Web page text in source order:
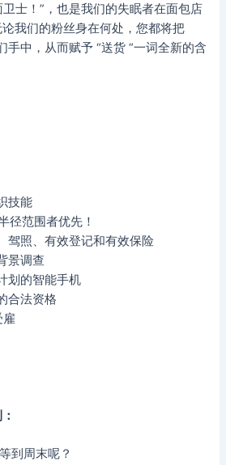
士！”，也是我们的失眠者在面包店
我们的粉丝身在何处，您都将把
手中，从而赋予 “送货 “一词全新的含
技能
径范围者优先！
驾照、有效登记和有效保险
景调查
划的智能手机
合法资格
雇
到周末呢？